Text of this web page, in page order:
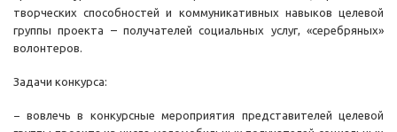
творческих способностей и коммуникативных навыков целевой
группы проекта – получателей социальных услуг, «серебряных»
волонтеров.
Задачи конкурса:
− вовлечь в конкурсные мероприятия представителей целевой